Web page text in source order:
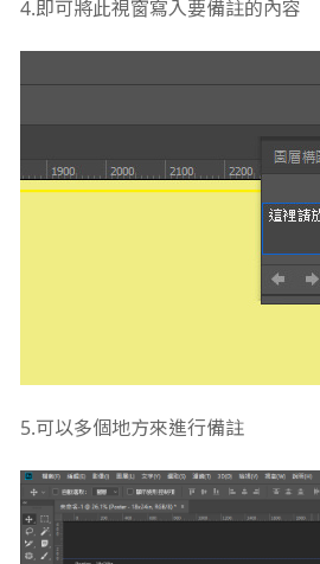
4.即可將此視窗寫入要備註的內容
5.可以多個地方來進行備註